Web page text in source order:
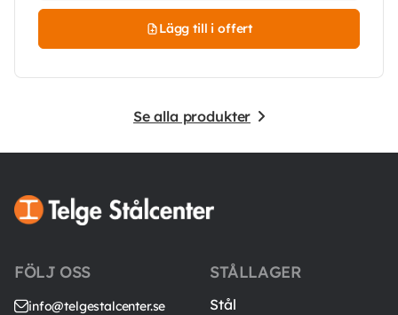
Lägg till i offert
Se alla produkter
FÖLJ OSS
info@telgestalcenter.se
STÅLLAGER
Stål